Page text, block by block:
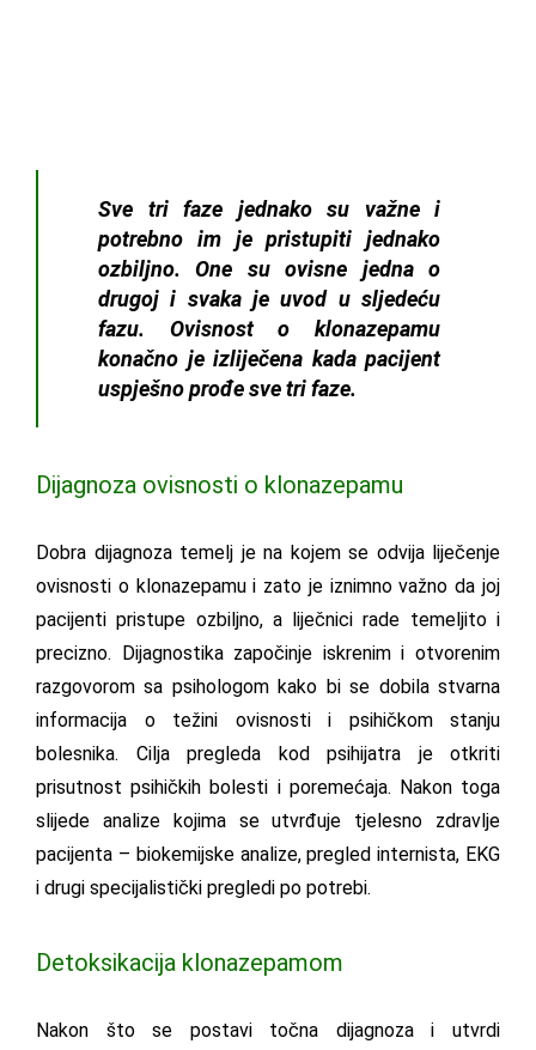
Sve tri faze jednako su važne i
potrebno im je pristupiti jednako
ozbiljno. One su ovisne jedna o
drugoj i svaka je uvod u sljedeću
fazu. Ovisnost o klonazepamu
konačno je izliječena kada pacijent
uspješno prođe sve tri faze.
Dijagnoza ovisnosti o klonazepamu
Dobra dijagnoza temelj je na kojem se odvija liječenje
ovisnosti o klonazepamu i zato je iznimno važno da joj
pacijenti pristupe ozbiljno, a liječnici rade temeljito i
precizno. Dijagnostika započinje iskrenim i otvorenim
razgovorom sa psihologom kako bi se dobila stvarna
informacija o težini ovisnosti i psihičkom stanju
bolesnika. Cilja pregleda kod psihijatra je otkriti
prisutnost psihičkih bolesti i poremećaja. Nakon toga
slijede analize kojima se utvrđuje tjelesno zdravlje
pacijenta – biokemijske analize, pregled internista, EKG
i drugi specijalistički pregledi po potrebi.
Detoksikacija klonazepamom
Nakon što se postavi točna dijagnoza i utvrdi